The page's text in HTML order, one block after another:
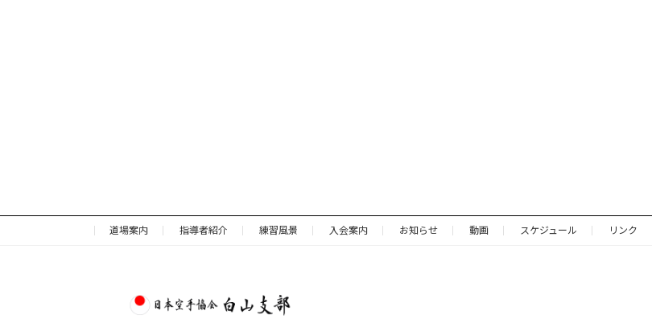
道場案内 指導者紹介 練習風景 入会案内 お知らせ 動画 スケジュール リンク